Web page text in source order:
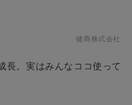
健商株式会社
長。実はみんなココ使って